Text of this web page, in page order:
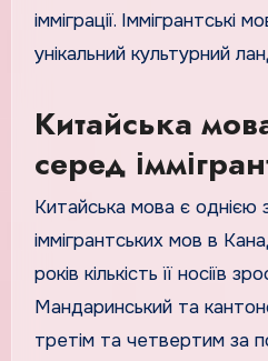
імміграції. Іммігрантські
унікальний культурний
Китайська
серед
Китайська мова є однією
іммігрантських мов в
років кількість її носіїв
Мандаринський та
третім та четвертим за